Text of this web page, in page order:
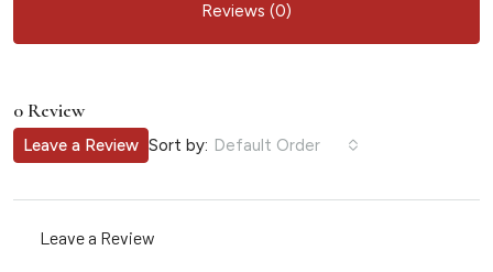
Reviews (0)
0 Review
Sort by: Default Order
Leave a Review
Leave a Review